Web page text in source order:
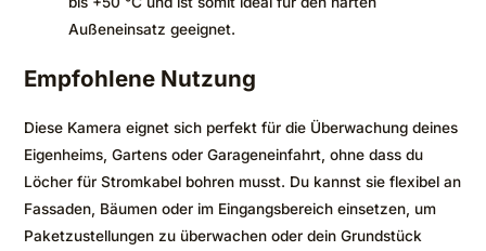
Außeneinsatz geeignet.
Empfohlene Nutzung
Diese Kamera eignet sich perfekt für die Überwachung deines
Eigenheims, Gartens oder Garageneinfahrt, ohne dass du
Löcher für Stromkabel bohren musst. Du kannst sie flexibel an
Fassaden, Bäumen oder im Eingangsbereich einsetzen, um
Paketzustellungen zu überwachen oder dein Grundstück